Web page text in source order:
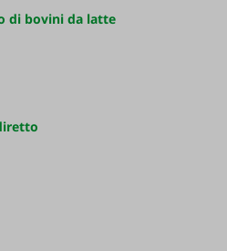
di bovini da latte